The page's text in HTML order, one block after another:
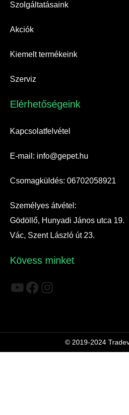
Szolgáltatásaink
Akciók
Kiemelt termékeink
Szerviz
Elérhetőségeink​
Kapcsolatfelvétel
E-mail: info@gepet.hu
Csomagküldés: 06702058921
Személyes átvétel:
Gödöllő, Hunyadi János utca 19.
Vác, Szent László út 23.
Kövess minket
YouTube
Facebook
Instagram
© 2019-2024